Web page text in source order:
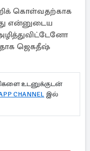
கொள்வதற்காக
என்னுடைய
ஜெகதீஷ்
உடனுக்குடன்
CHANNEL இல்